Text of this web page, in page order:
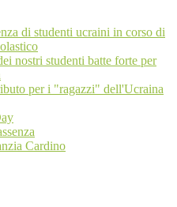
di studenti ucraini in corso di
nostri studenti batte forte per
per i "ragazzi" dell'Ucraina
Cardino